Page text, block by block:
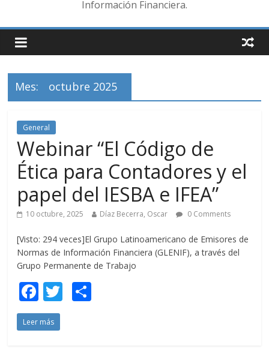
Información Financiera.
Mes: octubre 2025
General
Webinar “El Código de
Ética para Contadores y el
papel del IESBA e IFEA”
10 octubre, 2025 Díaz Becerra, Oscar 0 Comments
[Visto: 294 veces]El Grupo Latinoamericano de Emisores de
Normas de Información Financiera (GLENIF), a través del
Grupo Permanente de Trabajo
F
ac
e
T
Leer más